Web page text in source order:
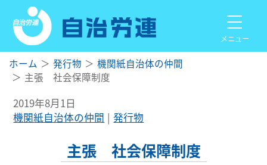
メニュー
ホーム 発行物
機関紙自治体の仲間
主張 社会保障制度
2019年8月1日
機関紙自治体の仲間
発行物
主張 社会保障制度